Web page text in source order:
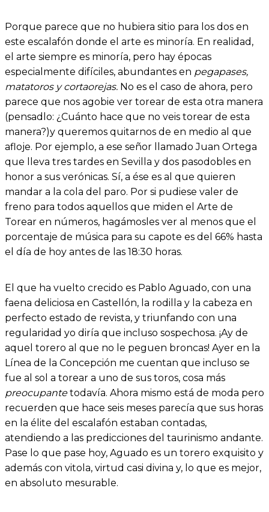
Porque parece que no hubiera sitio para los dos en
este escalafón donde el arte es minoría. En realidad,
el arte siempre es minoría, pero hay épocas
especialmente difíciles, abundantes en pegapases,
matatoros y cortaorejas. No es el caso de ahora, pero
parece que nos agobie ver torear de esta otra manera
(pensadlo: ¿Cuánto hace que no veis torear de esta
manera?)y queremos quitarnos de en medio al que
afloje. Por ejemplo, a ese señor llamado Juan Ortega
que lleva tres tardes en Sevilla y dos pasodobles en
honor a sus verónicas. Sí, a ése es al que quieren
mandar a la cola del paro. Por si pudiese valer de
freno para todos aquellos que miden el Arte de
Torear en números, hagámosles ver al menos que el
porcentaje de música para su capote es del 66% hasta
el día de hoy antes de las 18:30 horas.
El que ha vuelto crecido es Pablo Aguado, con una
faena deliciosa en Castellón, la rodilla y la cabeza en
perfecto estado de revista, y triunfando con una
regularidad yo diría que incluso sospechosa. ¡Ay de
aquel torero al que no le peguen broncas! Ayer en la
Línea de la Concepción me cuentan que incluso se
fue al sol a torear a uno de sus toros, cosa más
preocupantetodavía. Ahora mismo está de moda pero
recuerden que hace seis meses parecía que sus horas
en la élite del escalafón estaban contadas,
atendiendo a las predicciones del taurinismo andante.
Pase lo que pase hoy, Aguado es un torero exquisito y
además con vitola, virtud casi divina y, lo que es mejor,
en absoluto mesurable.